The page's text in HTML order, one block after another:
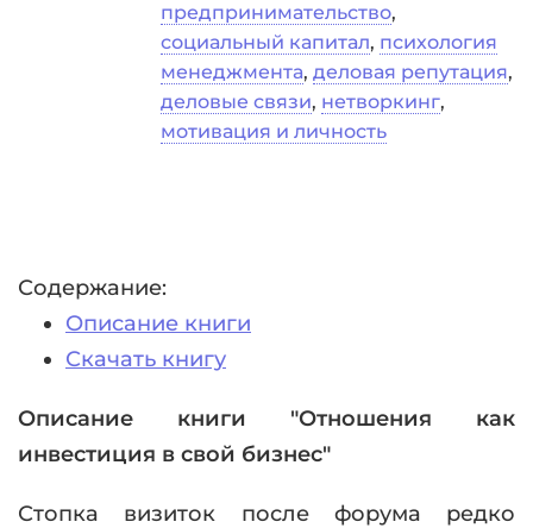
предпринимательство,
социальный капитал, психология
менеджмента, деловая репутация,
деловые связи, нетворкинг,
мотивация и личность
Содержание:
Описание книги
Скачать книгу
Описание книги "Отношения как
инвестиция в свой бизнес"
Стопка визиток после форума редко